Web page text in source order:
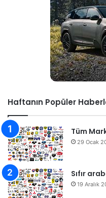
Haftanın Popüler
Tüm
29 Ocak
Sıfır
19 Aralık